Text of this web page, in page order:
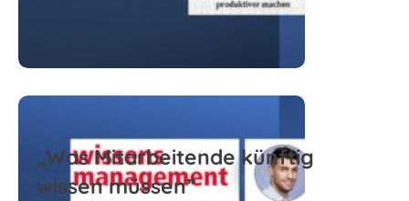
Zum Beitrag
„Was Mitarbeitende künftig
wissen müssen”